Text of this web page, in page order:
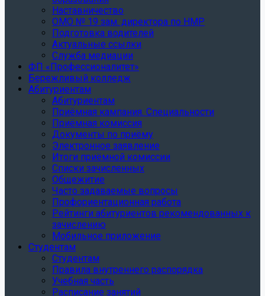
Наставничество
ОМО № 19 зам. директора по НМР
Подготовка водителей
Актуальные ссылки
Служба медиации
ФП «Профессионалитет»
Бережливый колледж
Абитуриентам
Абитуриентам
Приёмная кампания. Специальности
Приёмная комиссия
Документы по приёму
Электронное заявление
Итоги приёмной комиссии
Списки зачисленных
Общежитие
Часто задаваемые вопросы
Профориентационная работа
Рейтинги абитуриентов рекомендованных к
зачислению
Мобильное приложение
Студентам
Студентам
Правила внутреннего распорядка
Учебная часть
Расписание занятий